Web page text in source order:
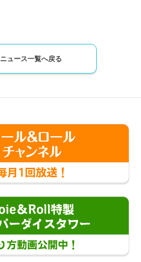
ニュース一覧へ戻る